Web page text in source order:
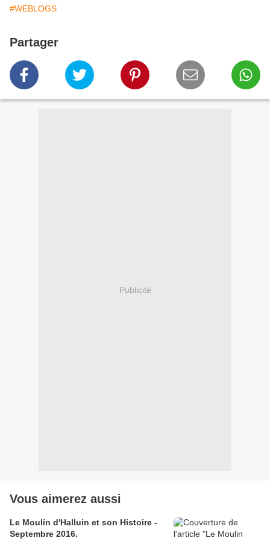
#WEBLOGS
Partager
Publicité
Vous aimerez aussi
Le Moulin d'Halluin et son Histoire -
Septembre 2016.